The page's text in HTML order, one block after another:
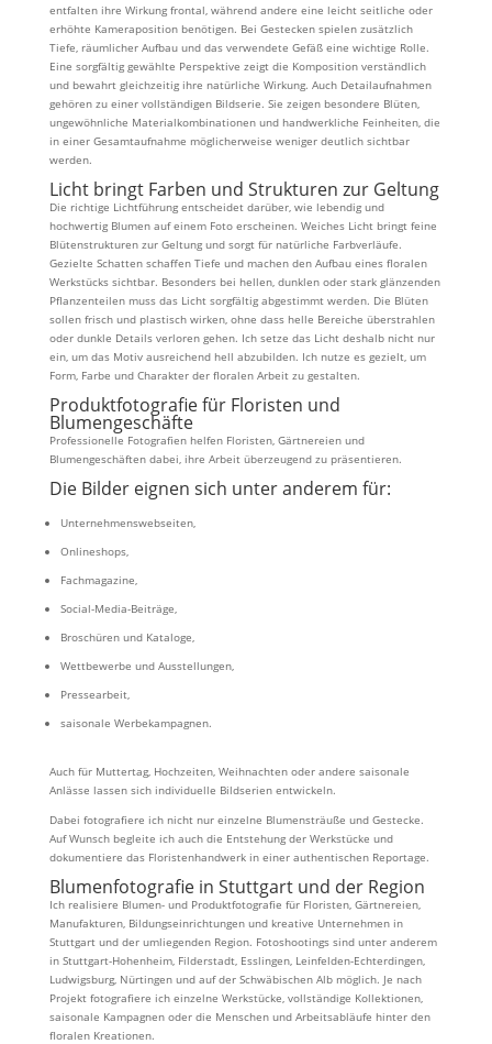
entfalten ihre Wirkung frontal, während andere eine leicht seitliche oder
erhöhte Kameraposition benötigen. Bei Gestecken spielen zusätzlich
Tiefe, räumlicher Aufbau und das verwendete Gefäß eine wichtige Rolle.
Eine sorgfältig gewählte Perspektive zeigt die Komposition verständlich
und bewahrt gleichzeitig ihre natürliche Wirkung. Auch Detailaufnahmen
gehören zu einer vollständigen Bildserie. Sie zeigen besondere Blüten,
ungewöhnliche Materialkombinationen und handwerkliche Feinheiten, die
in einer Gesamtaufnahme möglicherweise weniger deutlich sichtbar
werden.
Licht bringt Farben und Strukturen zur Geltung
Die richtige Lichtführung entscheidet darüber, wie lebendig und
hochwertig Blumen auf einem Foto erscheinen. Weiches Licht bringt feine
Blütenstrukturen zur Geltung und sorgt für natürliche Farbverläufe.
Gezielte Schatten schaffen Tiefe und machen den Aufbau eines floralen
Werkstücks sichtbar. Besonders bei hellen, dunklen oder stark glänzenden
Pflanzenteilen muss das Licht sorgfältig abgestimmt werden. Die Blüten
sollen frisch und plastisch wirken, ohne dass helle Bereiche überstrahlen
oder dunkle Details verloren gehen. Ich setze das Licht deshalb nicht nur
ein, um das Motiv ausreichend hell abzubilden. Ich nutze es gezielt, um
Form, Farbe und Charakter der floralen Arbeit zu gestalten.
Produktfotografie für Floristen und
Blumengeschäfte
Professionelle Fotografien helfen Floristen, Gärtnereien und
Blumengeschäften dabei, ihre Arbeit überzeugend zu präsentieren.
Die Bilder eignen sich unter anderem für:
Unternehmenswebseiten,
Onlineshops,
Fachmagazine,
Social-Media-Beiträge,
Broschüren und Kataloge,
Wettbewerbe und Ausstellungen,
Pressearbeit,
saisonale Werbekampagnen.
Auch für Muttertag, Hochzeiten, Weihnachten oder andere saisonale
Anlässe lassen sich individuelle Bildserien entwickeln.
Dabei fotografiere ich nicht nur einzelne Blumensträuße und Gestecke.
Auf Wunsch begleite ich auch die Entstehung der Werkstücke und
dokumentiere das Floristenhandwerk in einer authentischen Reportage.
Blumenfotografie in Stuttgart und der Region
Ich realisiere Blumen- und Produktfotografie für Floristen, Gärtnereien,
Manufakturen, Bildungseinrichtungen und kreative Unternehmen in
Stuttgart und der umliegenden Region. Fotoshootings sind unter anderem
in Stuttgart-Hohenheim, Filderstadt, Esslingen, Leinfelden-Echterdingen,
Ludwigsburg, Nürtingen und auf der Schwäbischen Alb möglich. Je nach
Projekt fotografiere ich einzelne Werkstücke, vollständige Kollektionen,
saisonale Kampagnen oder die Menschen und Arbeitsabläufe hinter den
floralen Kreationen.